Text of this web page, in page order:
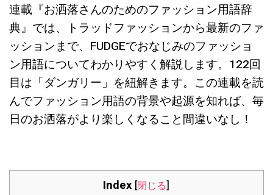
連載『お洒落さんのためのファッション用語辞
典』では、トラッドファッションから最新のファ
ッションまで、FUDGEでおなじみのファッショ
ン用語についてわかりやすく解説します。122回
目は「ダンガリー」を紐解きます。この連載を読
んでファッション用語の背景や起源を知れば、毎
日のお洒落がより楽しくなること間違いなし！
Index [閉じる]